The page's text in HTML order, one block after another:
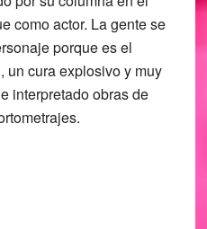
como actor. La gente se
porque es el
un cura explosivo y muy
interpretado obras de